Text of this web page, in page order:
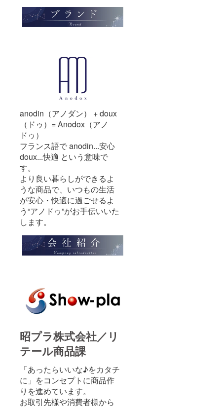
anodin（アノダン） + doux
（ドゥ）= Anodox（アノ
ドゥ）
フランス語で anodin...安心
doux...快適 という意味で
す。
より良い暮らしができるよ
うな商品で、いつもの生活
が安心・快適に過ごせるよ
う“アノドゥ”がお手伝いいた
します。
昭プラ株式会社／リ
テール商品課
「あったらいいな♪をカタチ
に」をコンセプトに商品作
りを進めています。
お取引先様や消費者様から